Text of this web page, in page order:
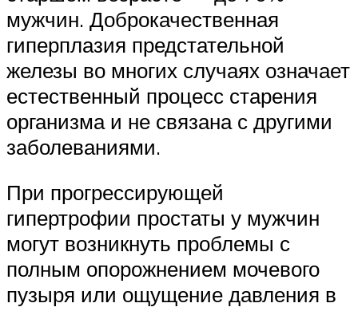
мужчин. Доброкачественная
гиперплазия предстательной
железы во многих случаях означает
естественный процесс старения
организма и не связана с другими
заболеваниями.
При прогрессирующей
гипертрофии простаты у мужчин
могут возникнуть проблемы с
полным опорожнением мочевого
пузыря или ощущение давления в